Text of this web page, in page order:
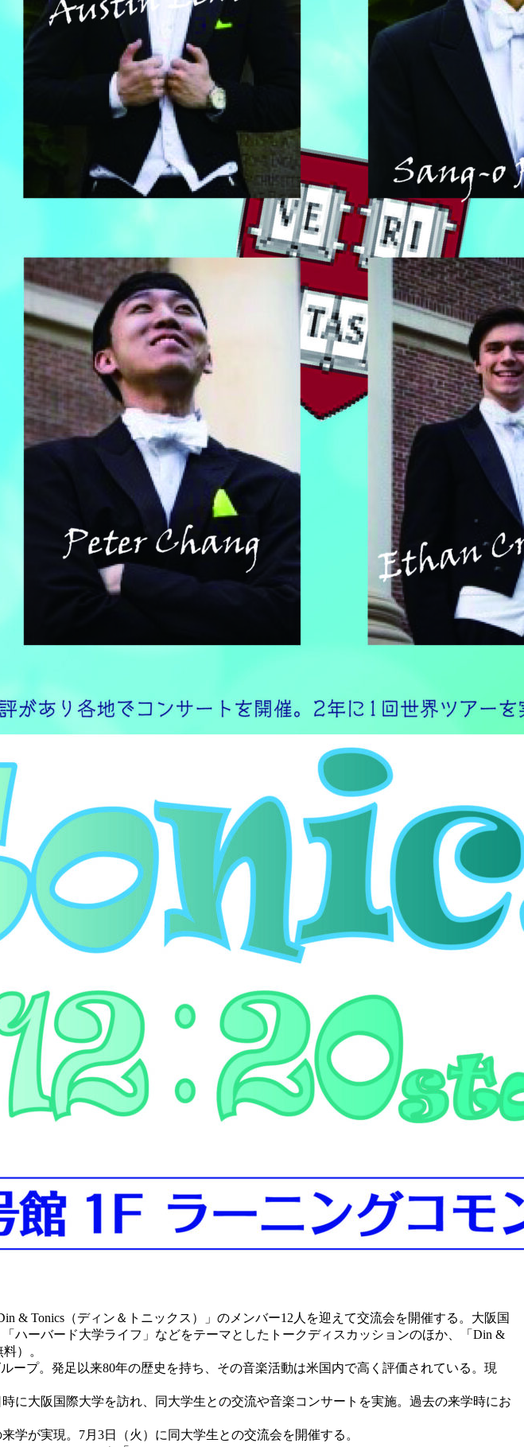
& Tonics（ディン＆トニックス）」のメンバー12人を迎えて交流会を開催する。大阪国
ハーバード大学ライフ」などをテーマとしたトークディスカッションのほか、「Din &
）。
プ。発足以来80年の歴史を持ち、その音楽活動は米国内で高く評価されている。現
に大阪国際大学を訪れ、同大学生との交流や音楽コンサートを実施。過去の来学時にお
が実現。7月3日（火）に同大学生との交流会を開催する。